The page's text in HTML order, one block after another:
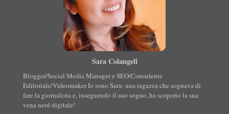
Sara Colangeli
Blogger/Social Media Manager e SEO/Consulente
Editoriale/Videomaker Io sono Sara: una ragazza che sognava di
fare la giornalista e, inseguendo il suo sogno, ha scoperto la sua
vena nerd digitale!